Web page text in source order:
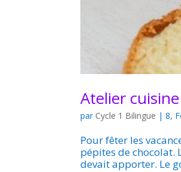
Atelier cuisine
par Cycle 1 Bilingue |8,
Pour fêter les
pépites de chocolat.
devait apporter. Le